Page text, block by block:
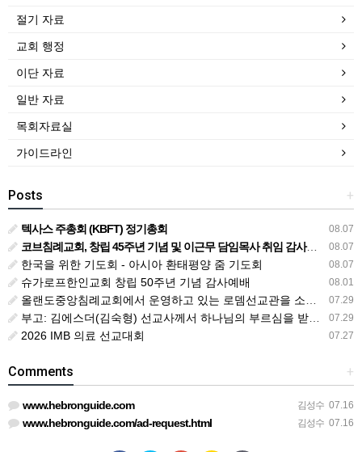
절기 자료
교회 행정
이단 자료
일반 자료
목회자료실
가이드라인
+
Posts
08.07
텍사스 주총회 (KBFT) 정기총회
08.07
코브침례교회, 창립 45주년 기념 및 이근무 담임목사 취임 감사예배 드려
08.07
한국을 위한 기도회 - 아시아 환태평양 줌 기도회
08.01
슈가로프한인교회 창립 50주년 기념 감사예배
07.29
올랜도중앙침례교회에서 운영하고 있는 로뎀선교관을 소개해 드립니다
07.29
부고: 김에스더(김숙형) 선교사께서 하나님의 부르심을 받았습니다.
07.27
2026 IMB 의료 선교대회
+
Comments
김성수 07.16
www.hebronguide.com
김성수 07.16
www.hebronguide.com/ad-request.html